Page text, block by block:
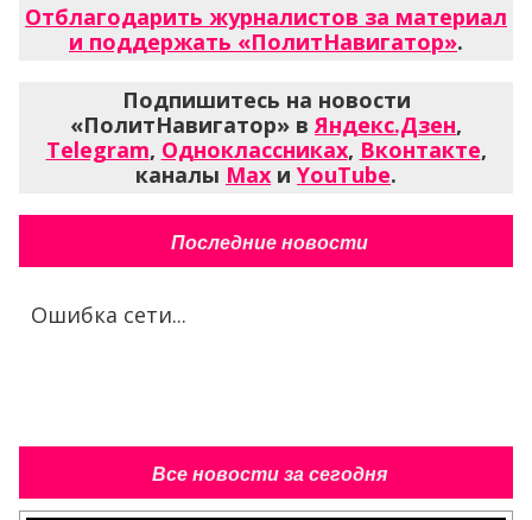
Отблагодарить журналистов за материал
и поддержать «ПолитНавигатор».
Подпишитесь на новости
«ПолитНавигатор» вЯндекс.Дзен,
Telegram, Одноклассниках, Вконтакте,
каналы Max и YouTube.
Последние новости
Ошибка сети...
Все новости за сегодня